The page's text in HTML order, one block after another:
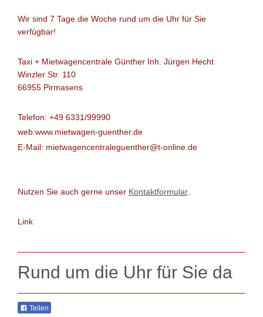
Wir sind 7 Tage die Woche rund um die Uhr für Sie
verfügbar!
Taxi + Mietwagencentrale Günther Inh. Jürgen Hecht
Winzler Str. 110
66955 Pirmasens
Telefon: +49 6331/99990
web:www.mietwagen-guenther.de
E-Mail: mietwagencentraleguenther@t-online.de
Nutzen Sie auch gerne unser Kontaktformular.
Link
Rund um die Uhr für Sie da
Teilen